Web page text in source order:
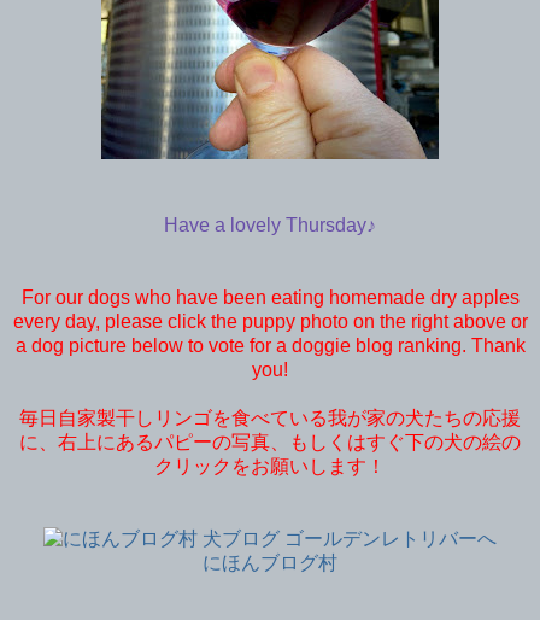
Have a lovely Thursday♪
For our dogs who have been eating homemade dry apples
every day, please click the puppy photo on the right above or
a dog picture below to vote for a doggie blog ranking. Thank
you!
毎日自家製干しリンゴを食べている我が家の犬たちの応援
に、右上にあるパピーの写真、もしくはすぐ下の犬の絵の
クリックをお願いします！
にほんブログ村